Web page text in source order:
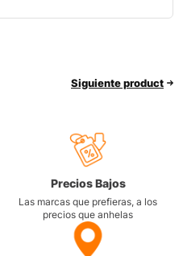
Siguiente product
Precios Bajos
Las marcas que prefieras, a los
precios que anhelas